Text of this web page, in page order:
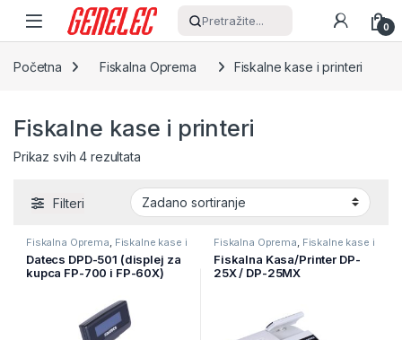
Skip to navigation
Skip to content
Pretražite... 0
Početna Fiskalna Oprema Fiskalne kase i printeri
Fiskalne kase i printeri
Prikaz svih 4 rezultata
Filteri
Fiskalna Oprema, Fiskalne kase i
Datecs DPD-501 (displej za
kupca FP-700 i FP-60X)
Fiskalna Oprema, Fiskalne kase i
Fiskalna Kasa/Printer DP-
25X / DP-25MX